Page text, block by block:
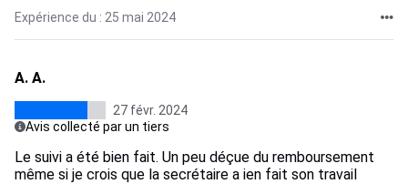
Expérience du : 25 mai 2024
A. A.
27 févr. 2024
Avis collecté par un tiers
Le suivi a été bien fait. Un peu déçue du remboursement
même si je crois que la secrétaire a ien fait son travail